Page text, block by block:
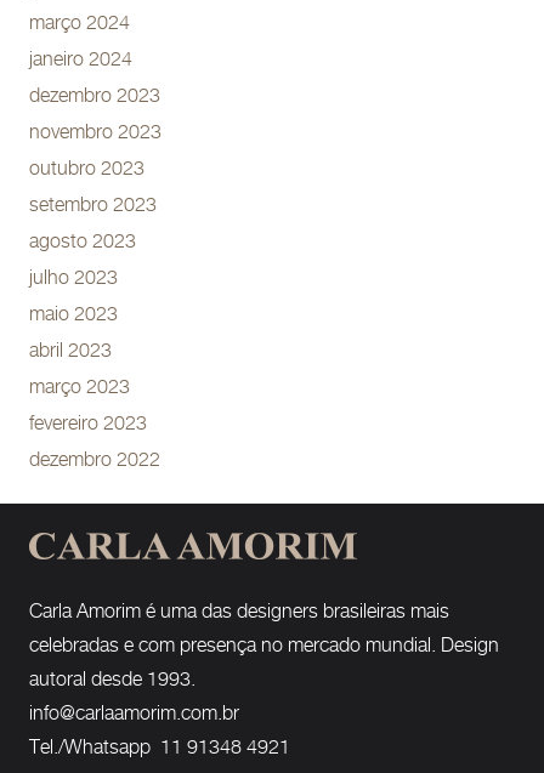
março 2024
janeiro 2024
dezembro 2023
novembro 2023
outubro 2023
setembro 2023
agosto 2023
julho 2023
maio 2023
abril 2023
março 2023
fevereiro 2023
dezembro 2022
Carla Amorim é uma das designers brasileiras mais
celebradas e com presença no mercado mundial. Design
autoral desde 1993.
info@carlaamorim.com.br
Tel./Whatsapp 11 91348 4921